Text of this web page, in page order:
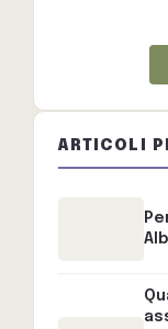
ARTICOLI